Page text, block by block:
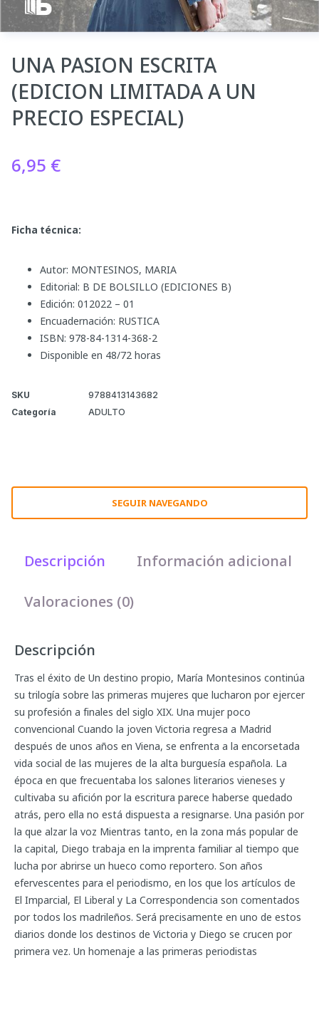
UNA PASION ESCRITA
(EDICION LIMITADA A UN
PRECIO ESPECIAL)
6,95 €
Ficha técnica:
Autor: MONTESINOS, MARIA
Editorial: B DE BOLSILLO (EDICIONES B)
Edición: 012022 – 01
Encuadernación: RUSTICA
ISBN: 978-84-1314-368-2
Disponible en 48/72 horas
SKU
9788413143682
Categoría
ADULTO
SEGUIR NAVEGANDO
Descripción Información adicional
Valoraciones (0)
Descripción
Tras el éxito de Un destino propio, María Montesinos continúa
su trilogía sobre las primeras mujeres que lucharon por ejercer
su profesión a finales del siglo XIX. Una mujer poco
convencional Cuando la joven Victoria regresa a Madrid
después de unos años en Viena, se enfrenta a la encorsetada
vida social de las mujeres de la alta burguesía española. La
época en que frecuentaba los salones literarios vieneses y
cultivaba su afición por la escritura parece haberse quedado
atrás, pero ella no está dispuesta a resignarse. Una pasión por
la que alzar la voz Mientras tanto, en la zona más popular de
la capital, Diego trabaja en la imprenta familiar al tiempo que
lucha por abrirse un hueco como reportero. Son años
efervescentes para el periodismo, en los que los artículos de
El Imparcial, El Liberal y La Correspondencia son comentados
por todos los madrileños. Será precisamente en uno de estos
diarios donde los destinos de Victoria y Diego se crucen por
primera vez. Un homenaje a las primeras periodistas